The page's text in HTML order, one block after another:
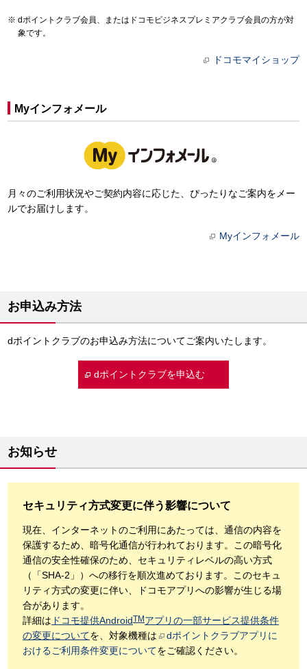
dポイントクラブ会員、またはドコモビジネスプレミアクラブ会員の方が対
象です。
ドコモマイショップ
Myインフォメール
月々のご利用状況やご契約内容に応じた、ぴったりなご案内をメー
ルでお届けします。
Myインフォメール
お申込み方法
dポイントクラブのお申込み方法についてご案内いたします。
dポイントクラブを申込む
お知らせ
セキュリティ方式変更に伴う影響について
現在、インターネットのご利用にあたっては、通信の内容を
保護するため、暗号化通信が行われております。この暗号化
通信の安全性確保のため、セキュリティレベルの高い方式
（「SHA-2」）への移行を順次進めております。このセキュ
リティ方式の変更に伴い、ドコモアプリへの影響が生じる場
合があります。
詳細は ドコモ提供AndroidTM アプリの一部サービス提供条件
の変更についてを、対象機種は
dポイントクラブアプリに
おけるご利用条件変更についてをご確認ください。